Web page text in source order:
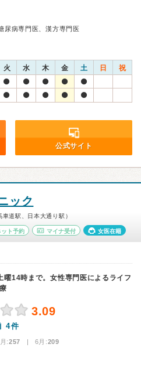
尿病専門医、漢方専門医
火 水 木 金 土 日 祝
公式サイト
ック
道駅、日本大通り駅）
ット予約 マイナ受付 女医在籍
曜14時まで。女性専門医によるライフ
3.09
4件
:257 | 6月:209